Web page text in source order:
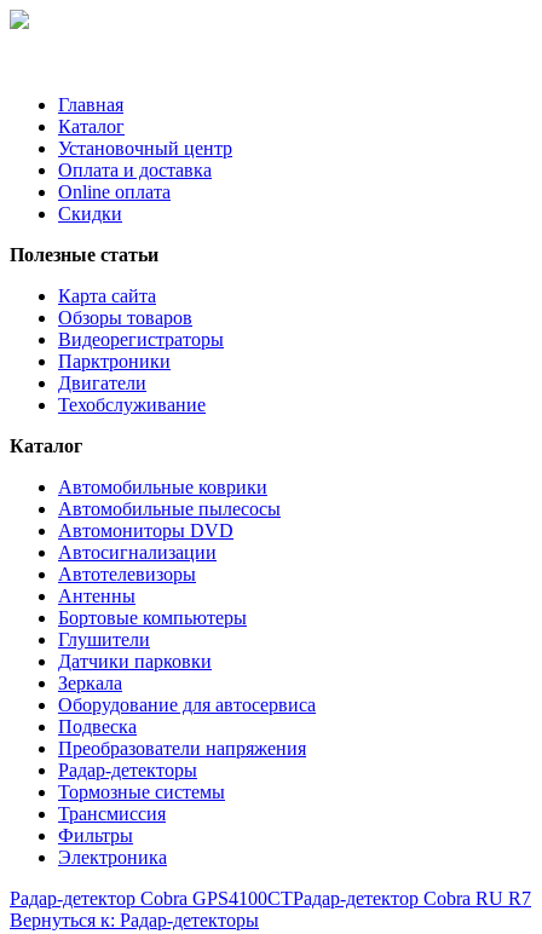
Главная
Каталог
Установочный центр
Оплата и доставка
Online оплата
Скидки
Полезные статьи
Карта сайта
Обзоры товаров
Видеорегистраторы
Парктроники
Двигатели
Техобслуживание
Каталог
Автомобильные коврики
Автомобильные пылесосы
Автомониторы DVD
Автосигнализации
Автотелевизоры
Антенны
Бортовые компьютеры
Глушители
Датчики парковки
Зеркала
Оборудование для автосервиса
Подвеска
Преобразователи напряжения
Радар-детекторы
Тормозные системы
Трансмиссия
Фильтры
Электроника
Радар-детектор Cobra GPS4100СТРадар-детектор Cobra RU R7
Вернуться к: Радар-детекторы